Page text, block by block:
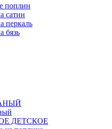
поплин
сатин
перкаль
бязь
ДЕТСКОЕ